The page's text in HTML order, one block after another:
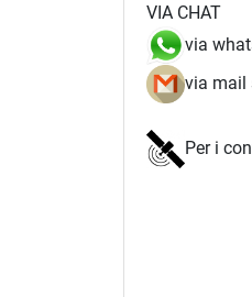
VIA CHAT
via
via mail
Per i